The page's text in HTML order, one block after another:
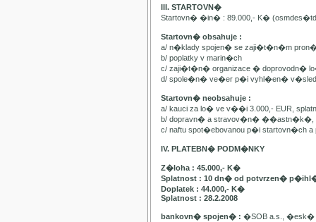
III. STARTOVN�
Startovn� �in� : 89.000,- K�
Startovn� obsahuje :
a/ n�klady spojen� se zaji�t�n�m
b/ poplatky v marin�ch
c/ zaji�t�n� organizace � doprovodn�
d/ spole�n� ve�er p�i vyhl�en�
Startovn� neobsahuje :
a/ kauci za lo� ve v��i 3.000,- EUR,
b/ dopravn� a stravov�n� ��astn�k�,
c/ naftu spot�ebovanou p�i startovn�ch
IV. PLATEBN� PODM�NKY
Z�loha : 45.000,- K�
Splatnost : 10 dn� od potvrzen�
Doplatek : 44.000,- K�
Splatnost : 28.2.2008
bankovn� spojen� : �SOB a.s., �esk�